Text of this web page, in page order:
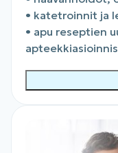
• katetroinnit ja
• apu reseptien